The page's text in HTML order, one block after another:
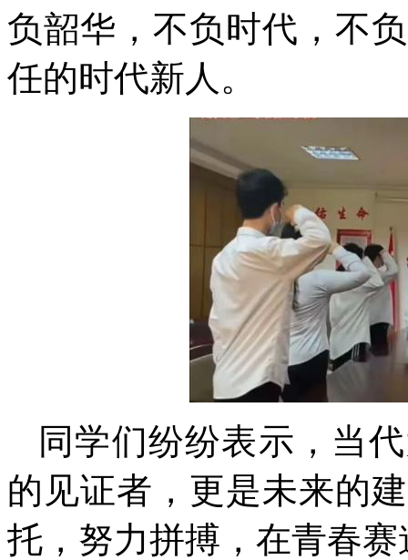
负韶华，不负时代，不
任的时代新人。
同学们纷纷表示，当
的见证者，更是未来的
托，努力拼搏，在青春